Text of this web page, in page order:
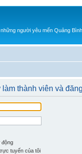
người yêu mến Quảng Bình
thành viên và
động
tuyến của tôi